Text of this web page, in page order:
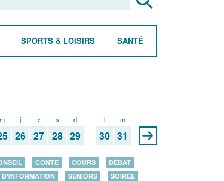
SPORTS & LOISIRS SANTÉ
m j
26
v
27
s
28
d
29
l
30
m
31
CONTE COURS
DÉBAT
D'INFORMATION SENIORS
SOIRÉE